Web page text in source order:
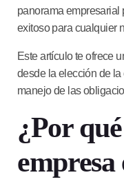
panorama empresarial
exitoso para cualquier
Este artículo te ofrece
desde la elección de la
manejo de las
¿Por